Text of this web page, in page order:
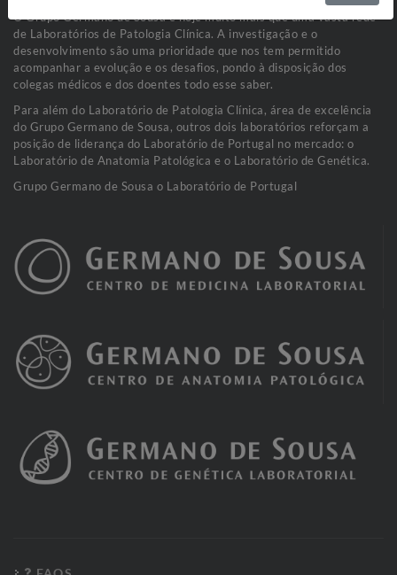
O Grupo Germano de Sousa é hoje muito mais que uma vasta rede
de Laboratórios de Patologia Clínica. A investigação e o
desenvolvimento são uma prioridade que nos tem permitido
acompanhar a evolução e os desafios, pondo à disposição dos
colegas médicos e dos doentes todo esse saber.
Para além do Laboratório de Patologia Clínica, área de excelência
do Grupo Germano de Sousa, outros dois laboratórios reforçam a
posição de liderança do Laboratório de Portugal no mercado: o
Laboratório de Anatomia Patológica e o Laboratório de Genética.
Grupo Germano de Sousa o Laboratório de Portugal